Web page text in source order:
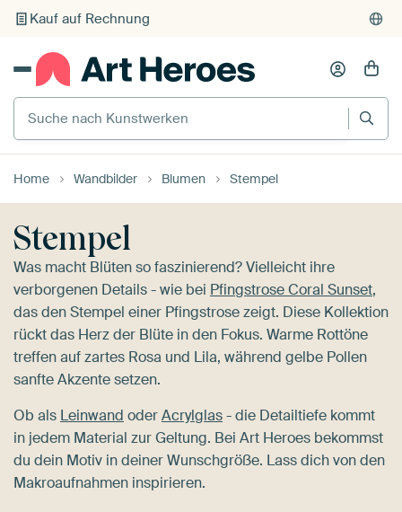
Individueller Druck auf Bestellung
Suche nach Kunstwerken
Home Wandbilder Blumen Stempel
Stempel
Was macht Blüten so faszinierend? Vielleicht ihre
verborgenen Details - wie bei Pfingstrose Coral Sunset,
das den Stempel einer Pfingstrose zeigt. Diese Kollektion
rückt das Herz der Blüte in den Fokus. Warme Rottöne
treffen auf zartes Rosa und Lila, während gelbe Pollen
sanfte Akzente setzen.
Ob als Leinwand oderAcrylglas- die Detailtiefe kommt
in jedem Material zur Geltung. Bei Art Heroes bekommst
du dein Motiv in deiner Wunschgröße. Lass dich von den
Makroaufnahmen inspirieren.